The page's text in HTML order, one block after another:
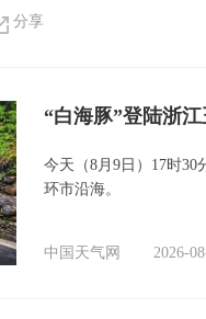
分享
“白海豚”登陆浙
今天（8月9日）17时30
环市沿海。
中国天气网 2026-